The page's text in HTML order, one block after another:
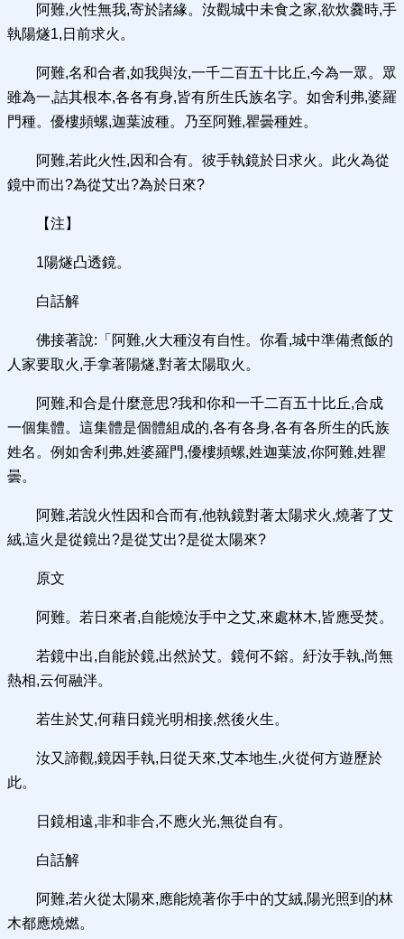
阿難,火性無我,寄於諸緣。汝觀城中未食之家,欲炊爨時,手
執陽燧1,日前求火。
阿難,名和合者,如我與汝,一千二百五十比丘,今為一眾。眾
雖為一,詰其根本,各各有身,皆有所生氏族名字。如舍利弗,婆羅
門種。優樓頻螺,迦葉波種。乃至阿難,瞿曇種姓。
阿難,若此火性,因和合有。彼手執鏡於日求火。此火為從
鏡中而出?為從艾出?為於日來?
【注】
1陽燧凸透鏡。
白話解
佛接著說:「阿難,火大種沒有自性。你看,城中準備煮飯的
人家要取火,手拿著陽燧,對著太陽取火。
阿難,和合是什麼意思?我和你和一千二百五十比丘,合成
一個集體。這集體是個體組成的,各有各身,各有各所生的氏族
姓名。例如舍利弗,姓婆羅門,優樓頻螺,姓迦葉波,你阿難,姓瞿
曇。
阿難,若說火性因和合而有,他執鏡對著太陽求火,燒著了艾
絨,這火是從鏡出?是從艾出?是從太陽來?
原文
阿難。若日來者,自能燒汝手中之艾,來處林木,皆應受焚。
若鏡中出,自能於鏡,出然於艾。鏡何不鎔。紆汝手執,尚無
熱相,云何融泮。
若生於艾,何藉日鏡光明相接,然後火生。
汝又諦觀,鏡因手執,日從天來,艾本地生,火從何方遊歷於
此。
日鏡相遠,非和非合,不應火光,無從自有。
白話解
阿難,若火從太陽來,應能燒著你手中的艾絨,陽光照到的林
木都應燒燃。